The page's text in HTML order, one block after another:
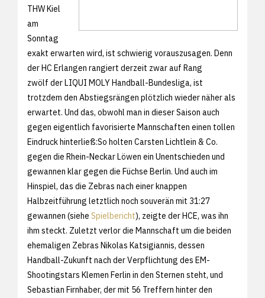
THW Kiel
am
Sonntag
exakt erwarten wird, ist schwierig vorauszusagen. Denn
der HC Erlangen rangiert derzeit zwar auf Rang
zwölf der LIQUI MOLY Handball-Bundesliga, ist
trotzdem den Abstiegsrängen plötzlich wieder näher als
erwartet. Und das, obwohl man in dieser Saison auch
gegen eigentlich favorisierte Mannschaften einen tollen
Eindruck hinterließ:So holten Carsten Lichtlein & Co.
gegen die Rhein-Neckar Löwen ein Unentschieden und
gewannen klar gegen die Füchse Berlin. Und auch im
Hinspiel, das die Zebras nach einer knappen
Halbzeitführung letztlich noch souverän mit 31:27
gewannen (siehe Spielbericht), zeigte der HCE, was ihn
ihm steckt. Zuletzt verlor die Mannschaft um die beiden
ehemaligen Zebras Nikolas Katsigiannis, dessen
Handball-Zukunft nach der Verpflichtung des EM-
Shootingstars Klemen Ferlin in den Sternen steht, und
Sebastian Firnhaber, der mit 56 Treffern hinter den